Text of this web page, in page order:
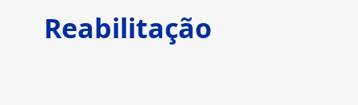
Reabilitação